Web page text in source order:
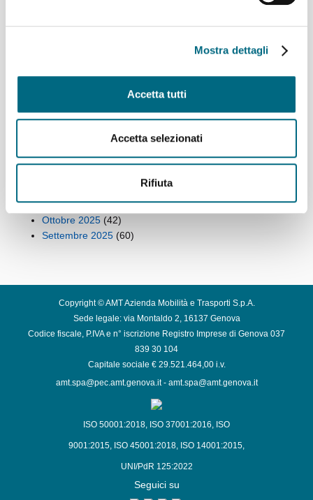
Mostra dettagli
Accetta tutti
Accetta selezionati
Rifiuta
Archivi
Maggio 2026(48)
(50)
Febbraio 2026(49)
Novembre 2025(43)
Ottobre 2025 (42)
Settembre 2025 (60)
Copyright © AMT Azienda Mobilità e Trasporti S.p.A.
Sede legale: via Montaldo 2, 16137 Genova
Codice fiscale, P.IVA e n° iscrizione Registro Imprese di Genova 037
839 30 104
Capitale sociale € 29.521.464,00 i.v.
amt.spa@pec.amt.genova.it- amt.spa@amt.genova.it
ISO 50001:2018, ISO 37001:2016, ISO
9001:2015, ISO 45001:2018, ISO 14001:2015,
UNI/PdR 125:2022
Seguici su